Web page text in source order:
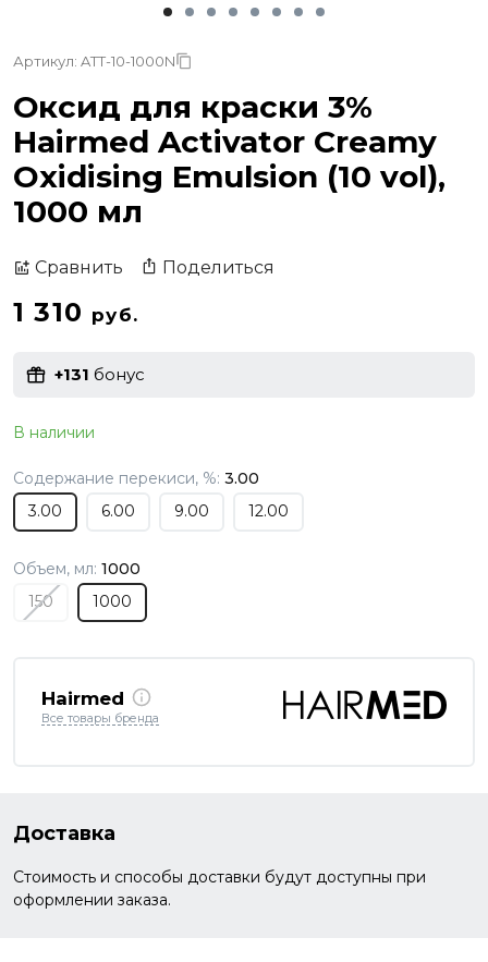
Артикул: ATT-10-1000N
Оксид для краски 3%
Hairmed Activator Creamy
Oxidising Emulsion (10 vol),
1000 мл
Сравнить Поделиться
1 310 руб.
+131 бонус
В наличии
Содержание перекиси, %: 3.00
3.00
6.00 9.00 12.00
Объем, мл: 1000
150
1000
Hairmed
Все товары бренда
Доставка
Стоимость и способы доставки будут доступны при
оформлении заказа.